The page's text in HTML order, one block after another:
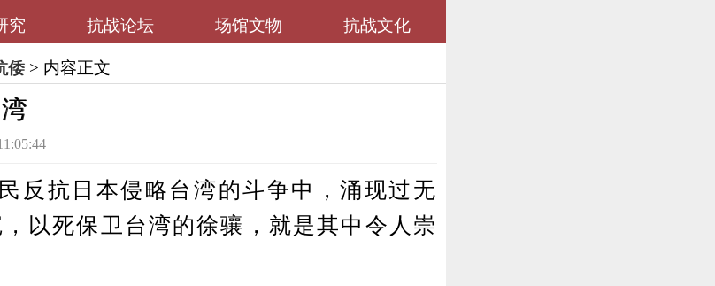
究 抗战论坛 场馆文物 抗战文化
倭 > 内容正文
抗日本侵略台湾的斗争中，涌现过无
以死保卫台湾的徐骧，就是其中令人崇